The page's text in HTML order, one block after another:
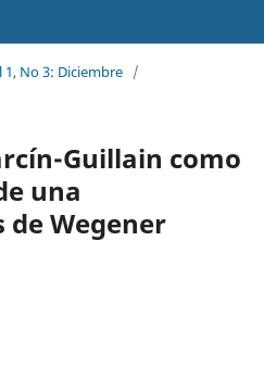
1, No 3: Diciembre /
Guillain como
una
Wegener